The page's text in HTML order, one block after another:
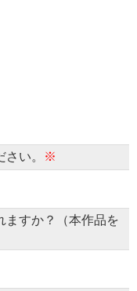
い。 ※
ますか？（本作品を